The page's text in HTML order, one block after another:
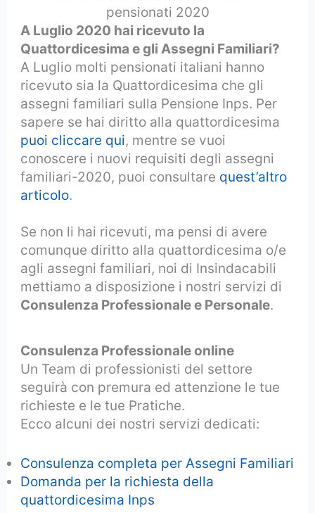
pensionati 2020
A Luglio 2020 hai ricevuto la
Quattordicesima e gli Assegni Familiari?
A Luglio molti pensionati italiani hanno
ricevuto sia la Quattordicesima che gli
assegni familiari sulla Pensione Inps. Per
sapere se hai diritto alla quattordicesima
puoi cliccare qui, mentre se vuoi
conoscere i nuovi requisiti degli assegni
familiari-2020, puoi consultare quest’altro
articolo.
Se non li hai ricevuti, ma pensi di avere
comunque diritto alla quattordicesima o/e
agli assegni familiari, noi di Insindacabili
mettiamo a disposizione i nostri servizi di
Consulenza Professionale e Personale.
Consulenza Professionale online
Un Team di professionisti del settore
seguirà con premura ed attenzione le tue
richieste e le tue Pratiche.
Ecco alcuni dei nostri servizi dedicati:
Consulenza completa per Assegni Familiari
Domanda per la richiesta della
quattordicesima Inps